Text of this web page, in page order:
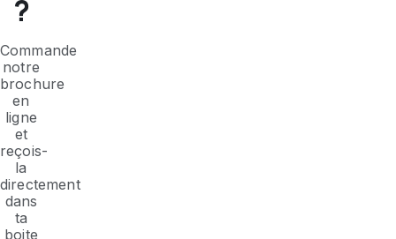
?
Commande
notre
brochure
en
ligne
et
reçois-
la
directement
dans
ta
boite